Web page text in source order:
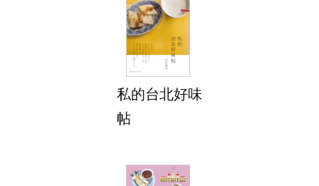
私的台北好味
帖